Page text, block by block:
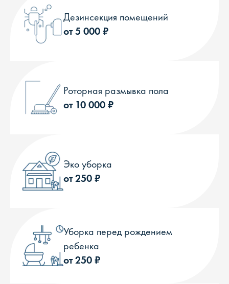
Дезинсекция помещений
от 5 000 ₽
Роторная размывка пола
от 10 000 ₽
Эко уборка
от 250 ₽
Уборка перед рождением
ребенка
от 250 ₽